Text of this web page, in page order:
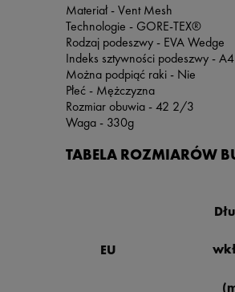
Materiał - Vent Mesh
Technologie - GORE-TEX®
Rodzaj podeszwy - EVA Wedge
Indeks sztywności podeszwy - A4
Można podpiąć raki - Nie
Płeć - Mężczyzna
Rozmiar obuwia - 42 2/3
Waga - 330g
TABELA ROZMIARÓW
EU